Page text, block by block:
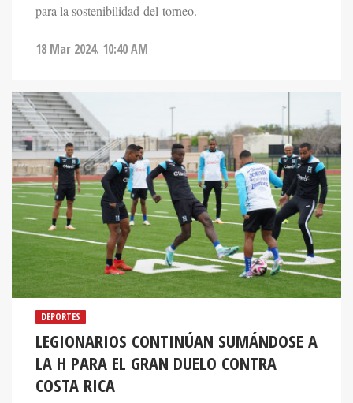
para la sostenibilidad del torneo.
18 Mar 2024. 10:40 AM
DEPORTES
LEGIONARIOS CONTINÚAN SUMÁNDOSE A
LA H PARA EL GRAN DUELO CONTRA
COSTA RICA